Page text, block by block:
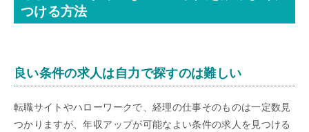
つける方法
良い条件の求人は自力で探すのは難しい
転職サイトやハローワークで、経理の仕事そのものは一定数見
つかりますが、年収アップが可能なよい条件の求人を見つける